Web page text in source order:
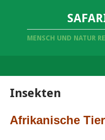
MENSCH UND NATUR
Insekten
Afrikanische